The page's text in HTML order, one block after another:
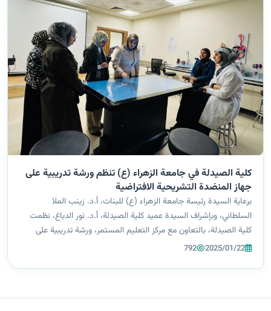
كلية الصيدلة في جامعة الزهراء (ع) تنظم ورشة تدريبية على
جهاز المنضدة التشريحية الافتراضية
برعاية السيدة رئيسة جامعة الزهراء (ع) للبنات، أ.د. زينب الملا
السلطاني، وبإشراف السيدة عميد كلية الصيدلة، أ.د. نور الدباغ، نظمت
كلية الصيدلة، بالتعاون مع مركز التعليم المستمر، ورشة تدريبية على
جهاز المنضدة التشريحية الافتراضية قدمتها التدريسية م.م. لقاء
2025/01/22
792